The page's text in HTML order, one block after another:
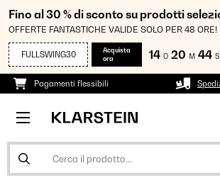
Fino al 30 % di sconto su prodotti
OFFERTE FANTASTICHE VALIDE SOLO PER 48 ORE!
FULLSWING30
Acquista
ora
14 O 20 M 44 S
Pagamenti flessibili